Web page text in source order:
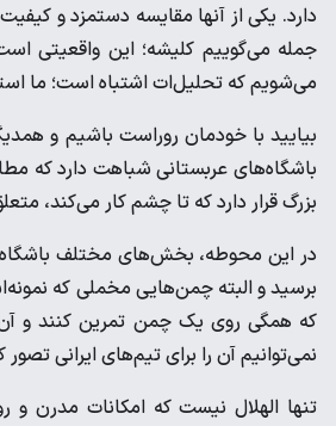
دارد. یکی از آنها مقایسه دستمزد و
جمله می‌گوییم کلیشه؛ این واقعیتی
می‌شویم که تحلیل‌ات اشتباه است؛ ما
بیایید با خودمان روراست باشیم و
باشگاه‌های عربستانی شباهت دارد که
بزرگ قرار دارد که تا چشم کار می‌کند،
در این محوطه، بخش‌های مختلف باشگاه
برسید و البته چمن‌هایی مخملی که
که همگی روی یک چمن تمرین کنند و آن
نمی‌توانیم آن را برای تیم‌های ایرانی تصور
تنها الهلال نیست که امکانات مدرن و